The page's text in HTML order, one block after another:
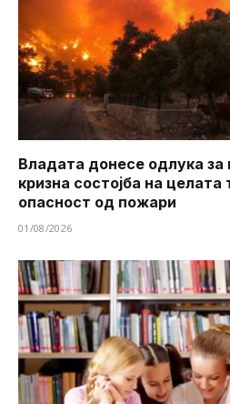
Владата донесе одлука
кризна состојба на целата
опасност од пожари
01/08/2026